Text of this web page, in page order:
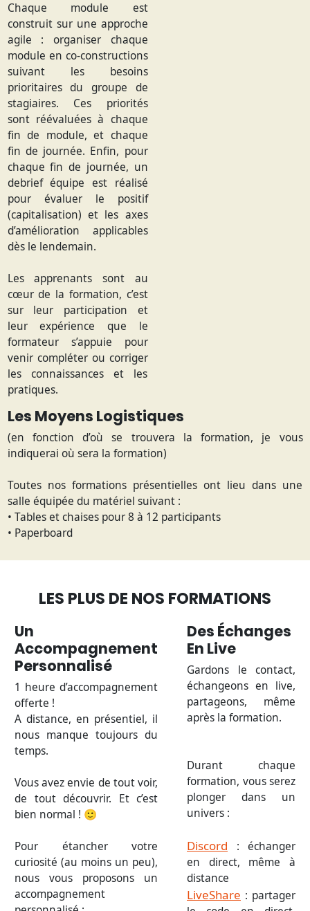
Chaque module est
construit sur une approche
agile : organiser chaque
module en co-constructions
suivant les besoins
prioritaires du groupe de
stagiaires. Ces priorités
sont réévaluées à chaque
fin de module, et chaque
fin de journée. Enfin, pour
chaque fin de journée, un
debrief équipe est réalisé
pour évaluer le positif
(capitalisation) et les axes
d’amélioration applicables
dès le lendemain.
Les apprenants sont au
cœur de la formation, c’est
sur leur participation et
leur expérience que le
formateur s’appuie pour
venir compléter ou corriger
les connaissances et les
pratiques.
Les Moyens Logistiques
(en fonction d’où se trouvera la formation, je vous
indiquerai où sera la formation)
Toutes nos formations présentielles ont lieu dans une
salle équipée du matériel suivant :
• Tables et chaises pour 8 à 12 participants
• Paperboard
LES PLUS DE NOS FORMATIONS
Un
Accompagnement
Personnalisé
1 heure d’accompagnement
offerte !
A distance, en présentiel, il
nous manque toujours du
temps.
Vous avez envie de tout voir,
de tout découvrir. Et c’est
bien normal ! 🙂
Pour étancher votre
curiosité (au moins un peu),
nous vous proposons un
accompagnement
Des Échanges
En Live
Gardons le contact,
échangeons en live,
partageons, même
après la formation.
Durant chaque
formation, vous serez
plonger dans un
univers :
Discord : échanger
en direct, même à
distance
LiveShare : partager